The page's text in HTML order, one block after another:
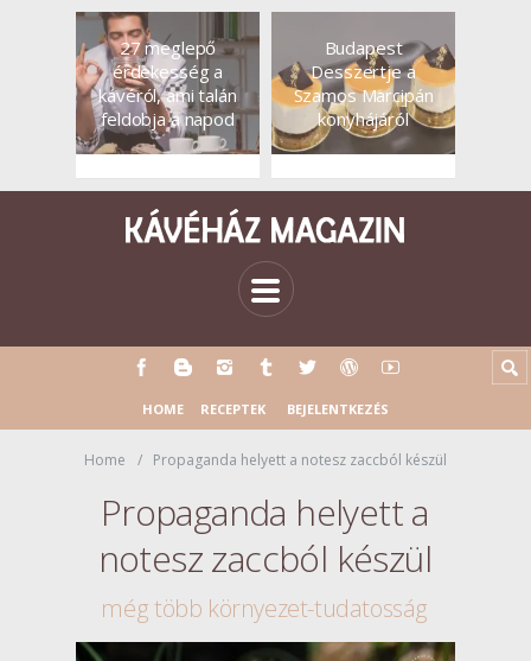
27 meglepő
érdekesség a
kávéról, ami talán
feldobja a napod
Budapest
Desszertje a
Szamos Marcipán
konyhájáról
HOME RECEPTEK BEJELENTKEZÉS
Home Propaganda helyett a notesz zaccból készül
Propaganda helyett a
notesz zaccból készül
még több környezet-tudatosság